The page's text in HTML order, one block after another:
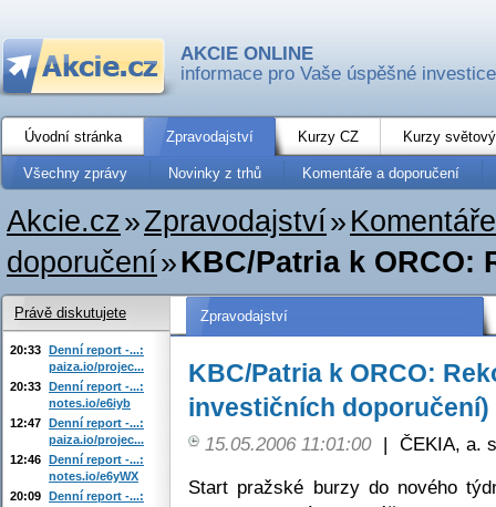
AKCIE ONLINE
informace pro Vaše úspěšné investice
Úvodní stránka Zpravodajství Kurzy CZ Kurzy
Všechny zprávy Novinky z trhů Komentáře a doporučení
Akcie.cz»Zpravodajství»
doporučení»KBC/Patria k ORCO:
Zpravodajství
KBC/Patria k ORCO:
investičních doporučení)
15.05.2006 11:01:00 | ČEKIA, a.
Start pražské burzy do nového
Právě diskutujete
20:33 Denní report -...:
paiza.io/projec...
20:33 Denní report -...:
notes.io/e6iyb
12:47 Denní report -...:
paiza.io/projec...
12:46 Denní report -...:
notes.io/e6yWX
20:09 Denní report -...: